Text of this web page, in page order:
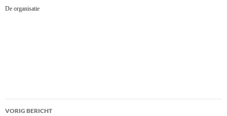
De organisatie
Bericht
VORIG BERICHT